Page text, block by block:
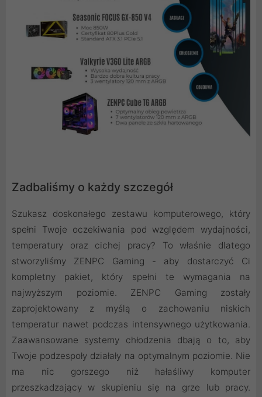
Zadbaliśmy o każdy szczegół
Szukasz doskonałego zestawu komputerowego, który
spełni Twoje oczekiwania pod względem wydajności,
temperatury oraz cichej pracy? To właśnie dlatego
stworzyliśmy ZENPC Gaming - aby dostarczyć Ci
kompletny pakiet, który spełni te wymagania na
najwyższym poziomie. ZENPC Gaming zostały
zaprojektowany z myślą o zachowaniu niskich
temperatur nawet podczas intensywnego użytkowania.
Zaawansowane systemy chłodzenia dbają o to, aby
Twoje podzespoły działały na optymalnym poziomie. Nie
ma nic gorszego niż hałaśliwy komputer
przeszkadzający w skupieniu się na grze lub pracy.